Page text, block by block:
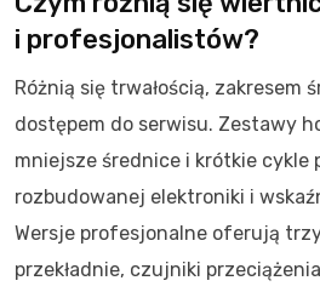
i profesjonalistów?
Różnią się trwałością, zakresem
dostępem do serwisu. Zestawy
mniejsze średnice i krótkie cykle
rozbudowanej elektroniki i
Wersje profesjonalne oferują
przekładnie, czujniki